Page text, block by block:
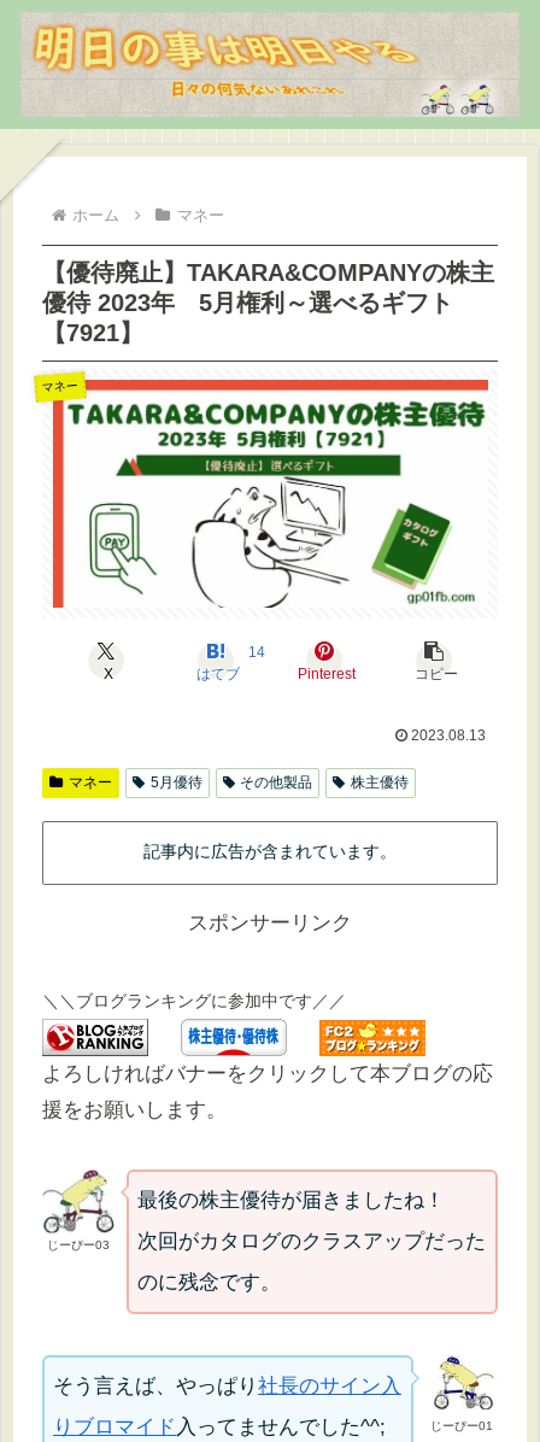
ホーム マネー
【優待廃止】TAKARA&COMPANYの株主
優待 2023年 5月権利～選べるギフト
【7921】
マネー
X はてブ
14
Pinterest
コピー
2023.08.13
マネー 5月優待 その他製品 株主優待
記事内に広告が含まれています。
スポンサーリンク
＼＼ブログランキングに参加中です／／
よろしければバナーをクリックして本ブログの応
援をお願いします。
じーぴー03
最後の株主優待が届きましたね！
次回がカタログのクラスアップだった
のに残念です。
じーぴー01
そう言えば、やっぱり 社長のサイン入
りブロマイド 入ってませんでした^^;